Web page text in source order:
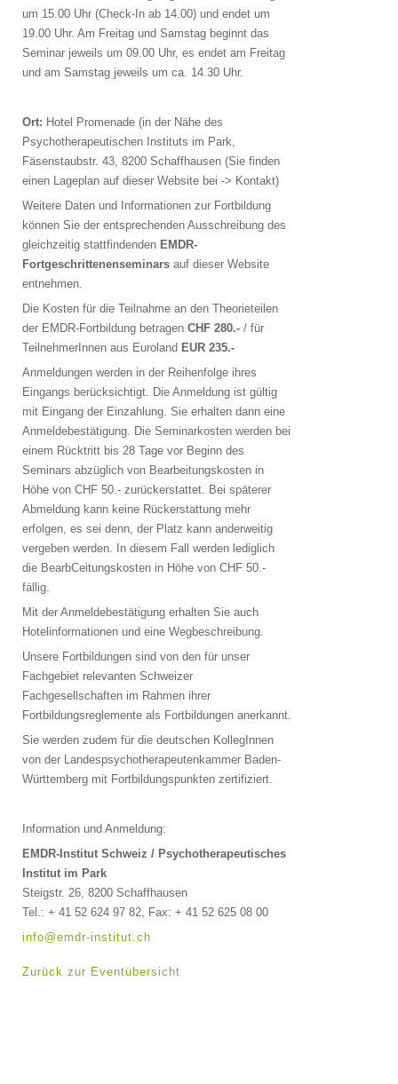
um 15.00 Uhr (Check-In ab 14.00) und endet um
19.00 Uhr. Am Freitag und Samstag beginnt das
Seminar jeweils um 09.00 Uhr, es endet am Freitag
und am Samstag jeweils um ca. 14.30 Uhr.
Ort: Hotel Promenade (in der Nähe des
Psychotherapeutischen Instituts im Park,
Fäsenstaubstr. 43, 8200 Schaffhausen (Sie finden
einen Lageplan auf dieser Website bei -> Kontakt)
Weitere Daten und Informationen zur Fortbildung
können Sie der entsprechenden Ausschreibung des
gleichzeitig stattfindenden EMDR-
Fortgeschrittenenseminars auf dieser Website
entnehmen.
Die Kosten für die Teilnahme an den Theorieteilen
der EMDR-Fortbildung betragen CHF 280.- / für
TeilnehmerInnen aus Euroland EUR 235.-
Anmeldungen werden in der Reihenfolge ihres
Eingangs berücksichtigt. Die Anmeldung ist gültig
mit Eingang der Einzahlung. Sie erhalten dann eine
Anmeldebestätigung. Die Seminarkosten werden bei
einem Rücktritt bis 28 Tage vor Beginn des
Seminars abzüglich von Bearbeitungskosten in
Höhe von CHF 50.- zurückerstattet. Bei späterer
Abmeldung kann keine Rückerstattung mehr
erfolgen, es sei denn, der Platz kann anderweitig
vergeben werden. In diesem Fall werden lediglich
die BearbCeitungskosten in Höhe von CHF 50.-
fällig.
Mit der Anmeldebestätigung erhalten Sie auch
Hotelinformationen und eine Wegbeschreibung.
Unsere Fortbildungen sind von den für unser
Fachgebiet relevanten Schweizer
Fachgesellschaften im Rahmen ihrer
Fortbildungsreglemente als Fortbildungen anerkannt.
Sie werden zudem für die deutschen KollegInnen
von der Landespsychotherapeutenkammer Baden-
Württemberg mit Fortbildungspunkten zertifiziert.
Information und Anmeldung:
EMDR-Institut Schweiz / Psychotherapeutisches
Institut im Park
Steigstr. 26, 8200 Schaffhausen
Tel.: + 41 52 624 97 82, Fax: + 41 52 625 08 00
info@emdr-institut.ch
Zurück zur Eventübersicht